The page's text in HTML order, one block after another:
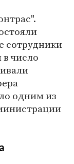
сотрудники
число
одним из